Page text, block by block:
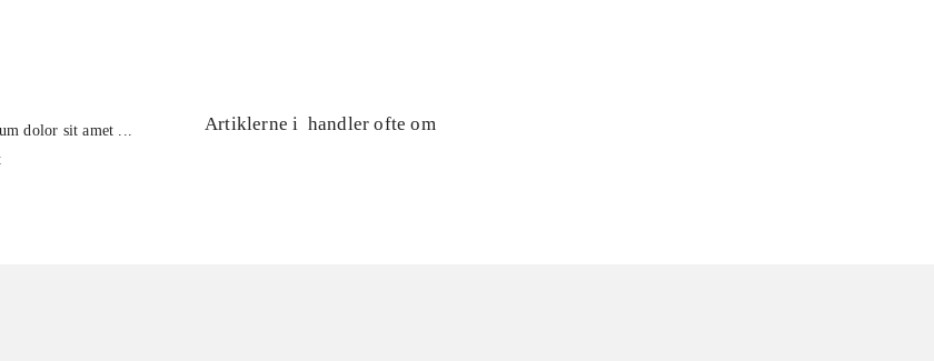
dolor sit amet ...
Artiklerne i handler ofte om